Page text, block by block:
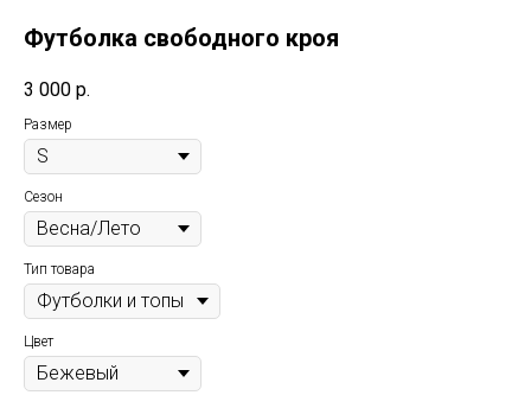
Футболка свободного кроя
3 000 р.
Размер
Сезон
Тип товара
Цвет